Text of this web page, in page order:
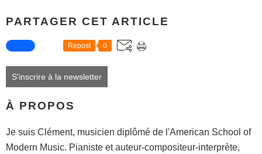
PARTAGER CET ARTICLE
Repost 0
S'inscrire à la newsletter
À PROPOS
Je suis Clément, musicien diplômé de l'American School of
Modern Music. Pianiste et auteur-compositeur-interprète,